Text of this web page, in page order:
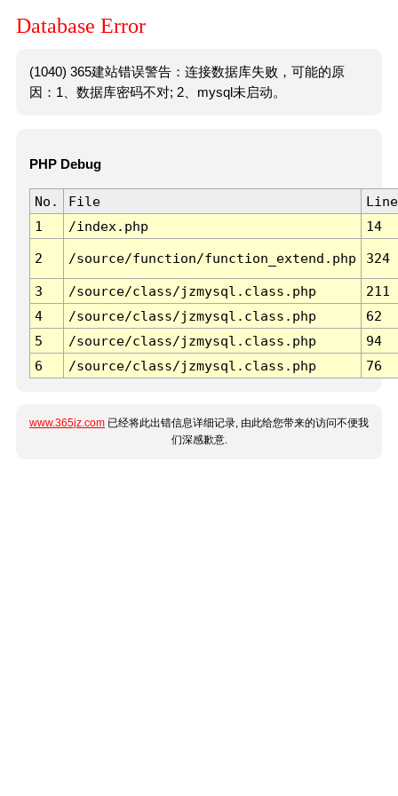
Database Error
(1040) 365建站错误警告：连接数据库失败，可能的原
因：1、数据库密码不对; 2、mysql未启动。
PHP Debug
No. File
Line
1
/index.php 14
2 /source/function/function_extend.php 324
3 /source/class/jzmysql.class.php
211
4
/source/class/jzmysql.class.php
62
5
/source/class/jzmysql.class.php
94
6
/source/class/jzmysql.class.php 76
www.365jz.com 已经将此出错信息详细记录, 由此给您带来的访问不便我
们深感歉意.